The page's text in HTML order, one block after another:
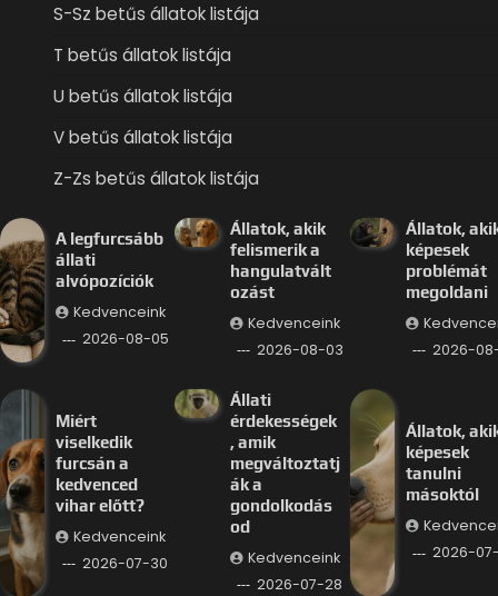
S-Sz betűs állatok listája
T betűs állatok listája
U betűs állatok listája
V betűs állatok listája
Z-Zs betűs állatok listája
A legfurcsább
állati
alvópozíciók
Kedvenceink
2026-08-05
Állatok, akik
felismerik a
hangulatvált
ozást
Kedvenceink
2026-08-03
Állatok,
képesek
problémát
megoldani
2026-
Miért
viselkedik
furcsán a
kedvenced
vihar előtt?
Kedvenceink
2026-07-30
Állati
érdekességek
, amik
megváltoztatj
ák a
gondolkodás
od
Kedvenceink
2026-07-28
Állatok,
képesek
tanulni
másoktól
2026-